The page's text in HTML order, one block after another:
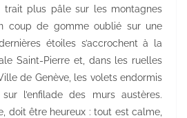
trait plus pâle sur les montagnes
coup de gomme oublié sur une
étoiles s’accrochent à la
Saint-Pierre et, dans les ruelles
de Genève, les volets endormis
sur l’enfilade des murs austères.
doit être heureux : tout est calme,